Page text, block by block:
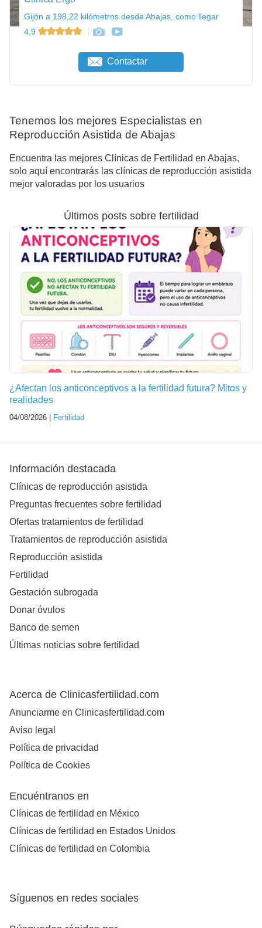
Gijón a 198,22 kilómetros desde Abajas, como llegar
4,9
Contactar
Tenemos los mejores Especialistas en
Reproducción Asistida de Abajas
Encuentra las mejores Clínicas de Fertilidad en Abajas,
solo aquí encontrarás las clínicas de reproducción asistida
mejor valoradas por los usuarios
Últimos posts sobre fertilidad
¿Afectan los anticonceptivos a la fertilidad futura? Mitos y
realidades
04/08/2026 | Fertilidad
Información destacada
Clínicas de reproducción asistida
Preguntas frecuentes sobre fertilidad
Ofertas tratamientos de fertilidad
Tratamientos de reproducción asistida
Reproducción asistida
Fertilidad
Gestación subrogada
Donar óvulos
Banco de semen
Últimas noticias sobre fertilidad
Acerca de Clinicasfertilidad.com
Anunciarme en Clinicasfertilidad.com
Aviso legal
Política de privacidad
Política de Cookies
Encuéntranos en
Clínicas de fertilidad en México
Clínicas de fertilidad en Estados Unidos
Clínicas de fertilidad en Colombia
Síguenos en redes sociales